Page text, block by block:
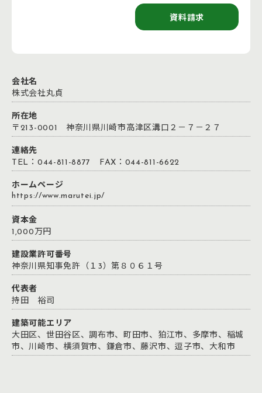
資料請求
会社名
株式会社丸貞
所在地
〒213-0001 神奈川県川崎市高津区溝口２－７－２７
連絡先
TEL：044-811-8877 FAX：044-811-6622
ホームページ
https://www.marutei.jp/
資本金
1,000万円
建設業許可番号
神奈川県知事免許（１3）第８０６１号
代表者
持田 裕司
建築可能エリア
大田区、世田谷区、調布市、町田市、狛江市、多摩市、稲城
市、川崎市、横須賀市、鎌倉市、藤沢市、逗子市、大和市